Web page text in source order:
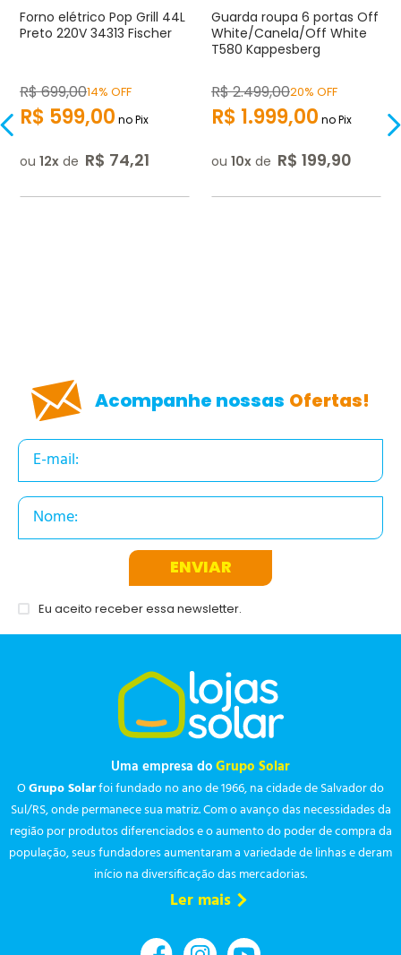
Forno elétrico Pop Grill 44L
Preto 220V 34313 Fischer
R$699,0014% OFF
R$ 599,00 no Pix
ou 12 de R$ 74,21
Guarda roupa 6 portas Off
White/Canela/Off White
T580 Kappesberg
R$2.499,0020% OFF
R$ 1.999,00 no Pix
ou 10 de R$ 199,90
Acompanhe nossas Ofertas!
ENVIAR
Eu aceito receber essa newsletter.
Uma empresa doGrupo Solar
OGrupo Solarfoi fundado no ano de 1966, na cidade de Salvador do
Sul/RS, onde permanece sua matriz. Com o avanço das necessidades da
região por produtos diferenciados e o aumento do poder de compra da
população, seus fundadores aumentaram a variedade de linhas e deram
início na diversificação das mercadorias.
Ler mais